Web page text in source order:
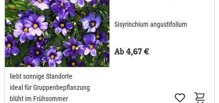
Sisyrinchium angustifolium
Ab 4,67 €
liebt sonnige Standorte
ideal für Gruppenbepflanzung
blüht im Frühsommer